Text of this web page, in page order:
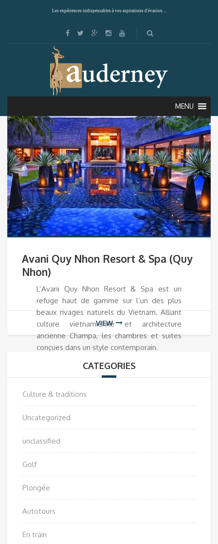
Les expériences indispensables à vos aspirations d'évasion ...
MENU
Showing the single result
Default sorting
Avani Quy Nhon Resort & Spa (Quy
Nhon)
L’Avani Quy Nhon Resort & Spa est un
refuge haut de gamme sur l’un des plus
beaux rivages naturels du Vietnam. Alliant
culture vietnamienne et architecture
ancienne Champa, les chambres et suites
conçues dans un style contemporain.
VIEW
CATEGORIES
Culture & traditions
Uncategorized
unclassified
Golf
Plongée
Autotours
En train